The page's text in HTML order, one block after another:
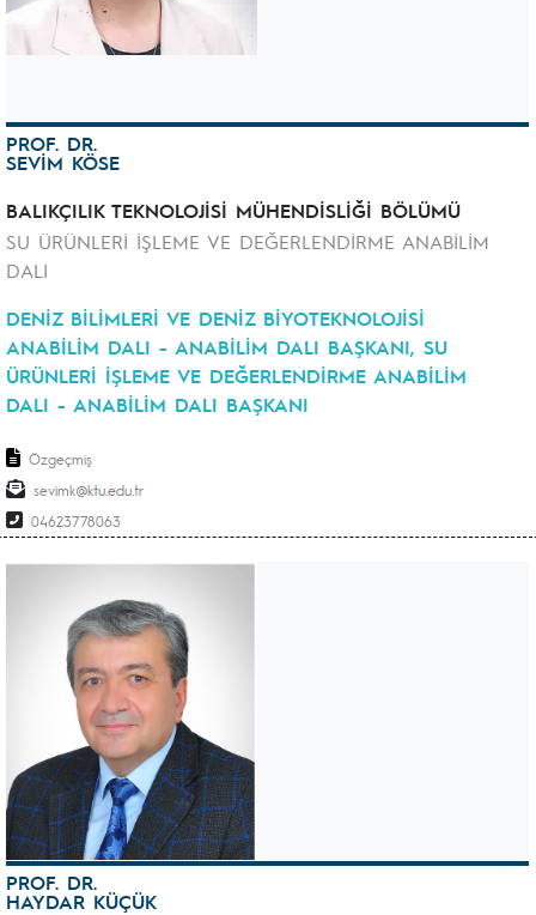
PROF. DR.
SEVİM KÖSE
BALIKÇILIK TEKNOLOJİSİ MÜHENDİSLİĞİ BÖLÜMÜ
SU ÜRÜNLERİ İŞLEME VE DEĞERLENDİRME ANABİLİM
DALI
DENİZ BİLİMLERİ VE DENİZ BİYOTEKNOLOJİSİ
ANABİLİM DALI - ANABİLİM DALI BAŞKANI, SU
ÜRÜNLERİ İŞLEME VE DEĞERLENDİRME ANABİLİM
DALI - ANABİLİM DALI BAŞKANI
Özgeçmiş
sevimk
04623778063
PROF. DR.
HAYDAR KÜÇÜK